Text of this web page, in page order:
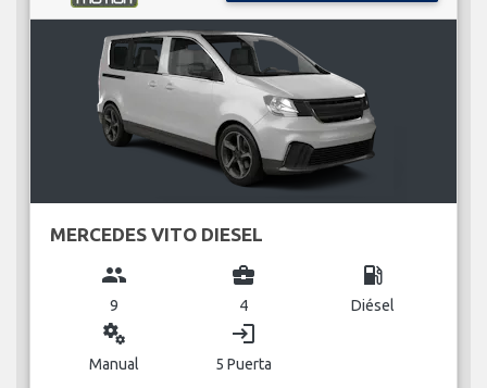
MERCEDES VITO DIESEL
group
9
business_center
4
local_gas_station
Diésel
miscellaneous_services
Manual
login
5 Puerta